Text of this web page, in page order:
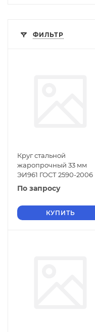
ФИЛЬТР
Круг стальной
жаропрочный 33 мм
ЭИ961 ГОСТ 2590-2006
По запросу
КУПИТЬ